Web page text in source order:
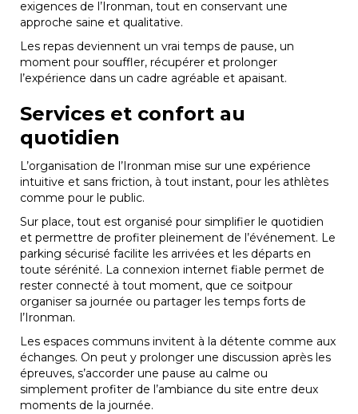
exigences de l’Ironman, tout en conservant une
approche saine et qualitative.
Les repas deviennent un vrai temps de pause, un
moment pour souffler, récupérer et prolonger
l’expérience dans un cadre agréable et apaisant.
Services et confort au
quotidien
L’organisation de l’Ironman mise sur une expérience
intuitive et sans friction, à tout instant, pour les athlètes
comme pour le public.
Sur place, tout est organisé pour simplifier le quotidien
et permettre de profiter pleinement de l’événement. Le
parking sécurisé facilite les arrivées et les départs en
toute sérénité. La connexion internet fiable permet de
rester connecté à tout moment, que ce soitpour
organiser sa journée ou partager les temps forts de
l’Ironman.
Les espaces communs invitent à la détente comme aux
échanges. On peut y prolonger une discussion après les
épreuves, s’accorder une pause au calme ou
simplement profiter de l’ambiance du site entre deux
moments de la journée.